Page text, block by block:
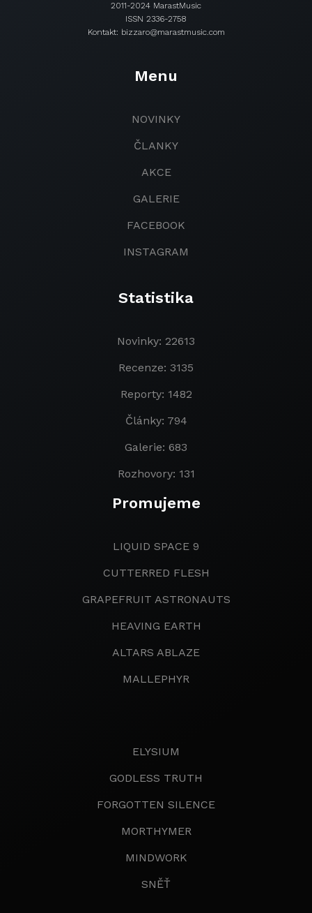
2011-2024 MarastMusic
ISSN 2336-2758
Kontakt: bizzaro@marastmusic.com
Menu
NOVINKY
ČLANKY
AKCE
GALERIE
FACEBOOK
INSTAGRAM
Statistika
Novinky: 22613
Recenze: 3135
Reporty: 1482
Články: 794
Galerie: 683
Rozhovory: 131
Promujeme
LIQUID SPACE 9
CUTTERRED FLESH
GRAPEFRUIT ASTRONAUTS
HEAVING EARTH
ALTARS ABLAZE
MALLEPHYR
ELYSIUM
GODLESS TRUTH
FORGOTTEN SILENCE
MORTHYMER
MINDWORK
SNĚŤ